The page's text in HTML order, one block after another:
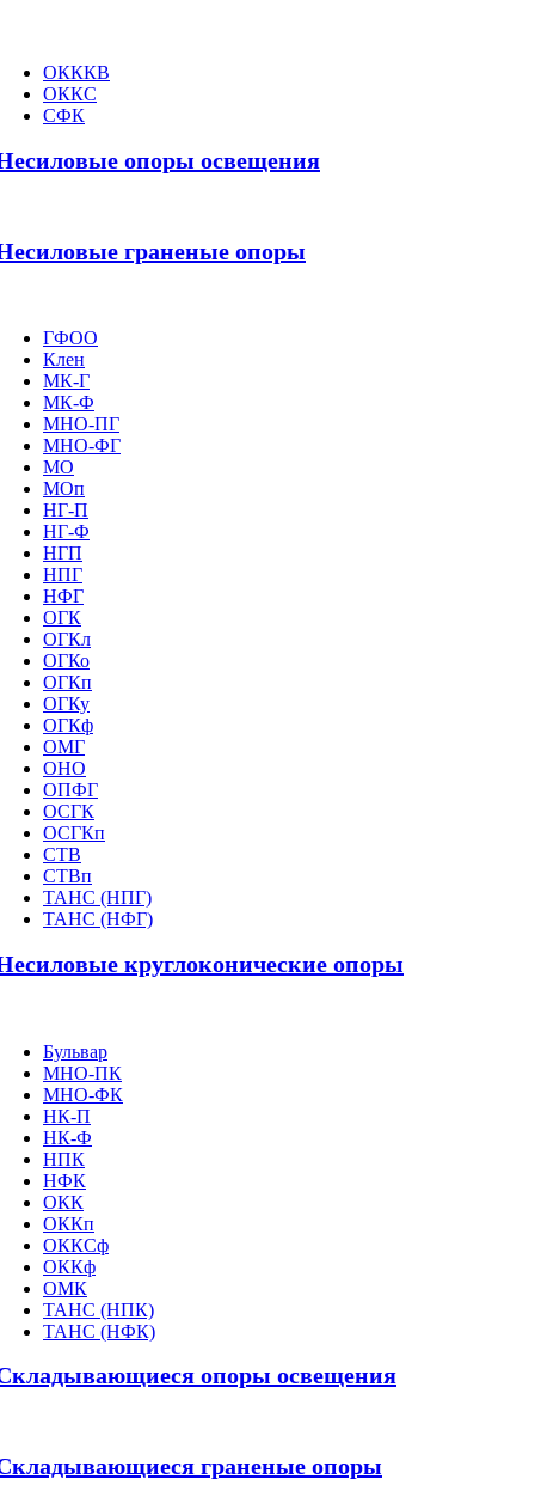
ОКККВ
ОККС
СФК
опоры освещения
граненые опоры
ГФОО
Клен
МК-Г
МК-Ф
МНО-ПГ
МНО-ФГ
МО
МОп
НГ-П
НГ-Ф
НГП
НПГ
НФГ
ОГК
ОГКл
ОГКо
ОГКп
ОГКу
ОГКф
ОМГ
ОНО
ОПФГ
ОСГК
ОСГКп
СТВ
СТВп
ТАНС (НПГ)
ТАНС (НФГ)
круглоконические опоры
Бульвар
МНО-ПК
МНО-ФК
НК-П
НК-Ф
НПК
НФК
ОКК
ОККп
ОККСф
ОККф
ОМК
ТАНС (НПК)
ТАНС (НФК)
опоры освещения
граненые опоры